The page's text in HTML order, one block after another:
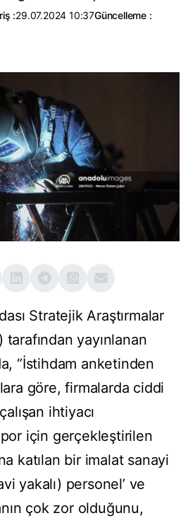
:29.07.2024 10:37Güncelleme :
Stratejik Araştırmalar
yayınlanan
“İstihdam anketinden
göre, firmalarda ciddi
ihtiyacı
için gerçekleştirilen
katılan bir imalat sanayi
yakalı) personel’ ve
çok zor olduğunu,